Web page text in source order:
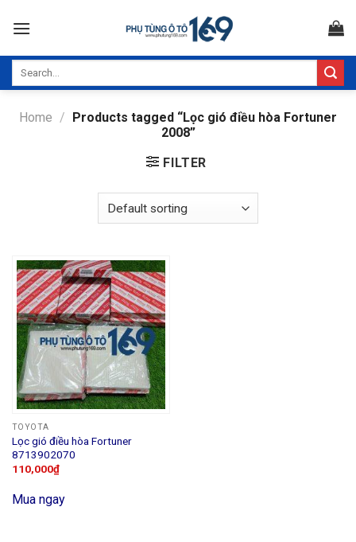
Home / Products tagged “Lọc gió điều hòa Fortuner
2008”
FILTER
TOYOTA
Lọc gió điều hòa Fortuner
8713902070
110,000₫
Mua ngay